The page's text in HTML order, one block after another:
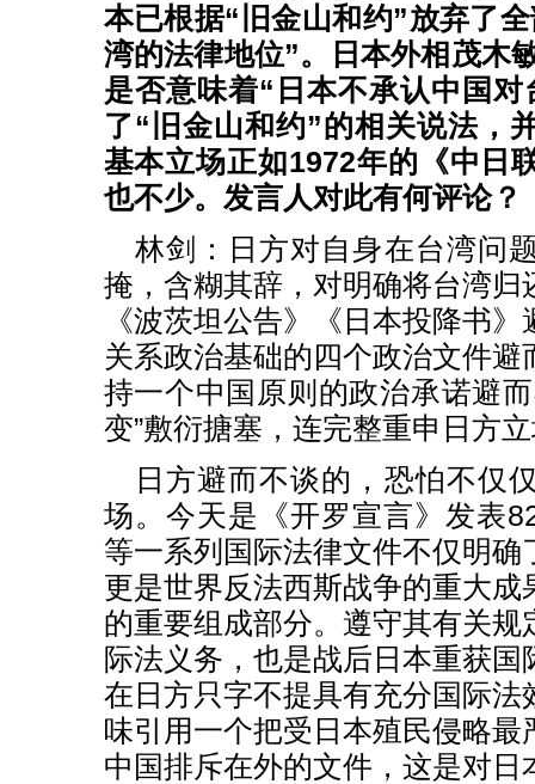
本已根据“旧金山和约”放弃了
湾的法律地位”。日本外相茂木
是否意味着“日本不承认中国
了“旧金山和约”的相关说法，
基本立场正如1972年的《中日
也不少。发言人对此有何评论？
林剑：日方对自身在台湾问
掩，含糊其辞，对明确将台湾归
《波茨坦公告》《日本投降书
关系政治基础的四个政治文件
持一个中国原则的政治承诺避
变”敷衍搪塞，连完整重申日方
日方避而不谈的，恐怕不仅
场。今天是《开罗宣言》发表
等一系列国际法律文件不仅明确
更是世界反法西斯战争的重大成
的重要组成部分。遵守其有关规
际法义务，也是战后日本重获
在日方只字不提具有充分国际法
味引用一个把受日本殖民侵略
中国排斥在外的文件，这是对日